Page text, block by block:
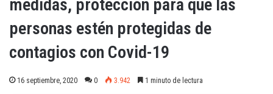
medidas, protección para que las
personas estén protegidas de
contagios con Covid-19
16 septiembre, 2020 0 3.942 1 minuto de lectura